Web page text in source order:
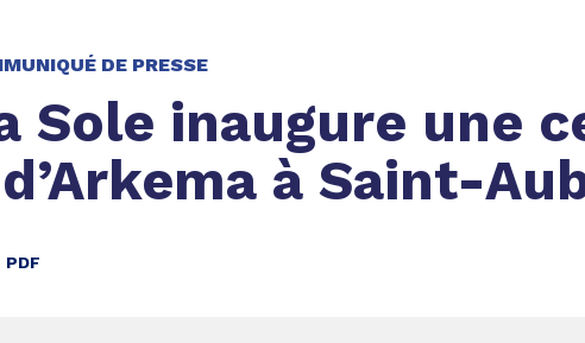
DE PRESSE
Sole inaugure une
à Saint-
PDF